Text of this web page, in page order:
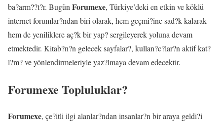
ba?arm??t?r. Bugün Forumexe, Türkiye’deki en etkin ve köklü
internet forumlar?ndan biri olarak, hem geçmi?ine sad?k kalarak
hem de yeniliklere aç?k bir yap? sergileyerek yoluna devam
etmektedir. Kitab?n?n gelecek sayfalar?, kullan?c?lar?n aktif kat?
l?m? ve yönlendirmeleriyle yaz?lmaya devam edecektir.
Forumexe Topluluklar?
Forumexe, çe?itli ilgi alanlar?ndan insanlar?n bir araya geldi?i